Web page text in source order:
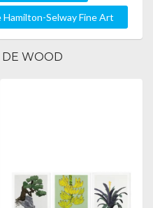
Selway Fine Art
DE WOOD